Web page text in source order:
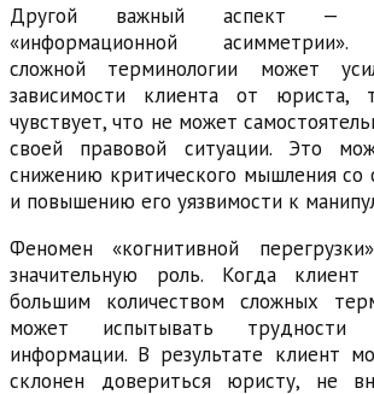
Другой важный аспект —
«информационной асимметрии».
сложной терминологии может
зависимости клиента от юриста,
чувствует, что не может
своей правовой ситуации. Это
снижению критического мышления со
и повышению его уязвимости к
Феномен «когнитивной
значительную роль. Когда клиент
большим количеством сложных
может испытывать трудности
информации. В результате клиент
склонен довериться юристу, не